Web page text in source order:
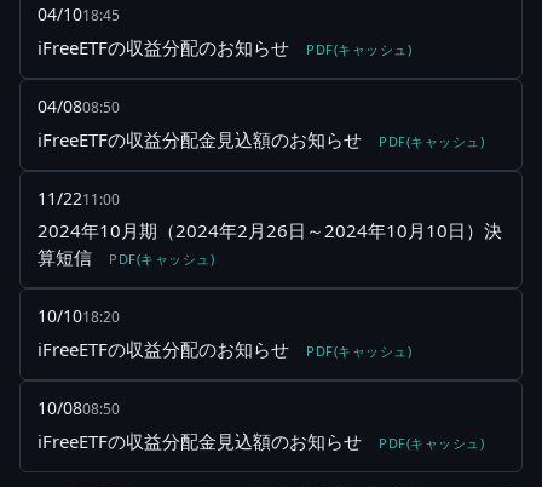
04/1018:45
iFreeETFの収益分配のお知らせ PDF(キャッシュ)
04/0808:50
iFreeETFの収益分配金見込額のお知らせ PDF(キャッシュ)
11/2211:00
2024年10月期（2024年2月26日～2024年10月10日）決
算短信
PDF(キャッシュ)
10/1018:20
iFreeETFの収益分配のお知らせ PDF(キャッシュ)
10/0808:50
iFreeETFの収益分配金見込額のお知らせ PDF(キャッシュ)